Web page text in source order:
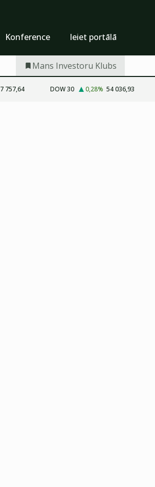
Konference Ieiet portālā
Mans Investoru Klubs
7 757,64 DOW 30 0,28% 54 036,93